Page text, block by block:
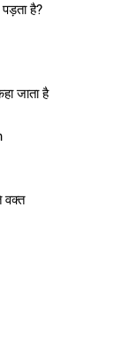
है?
जाता है
वक्त